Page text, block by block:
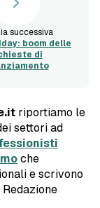
successiva
boom delle
di
riportiamo le
settori ad
che
e scrivono